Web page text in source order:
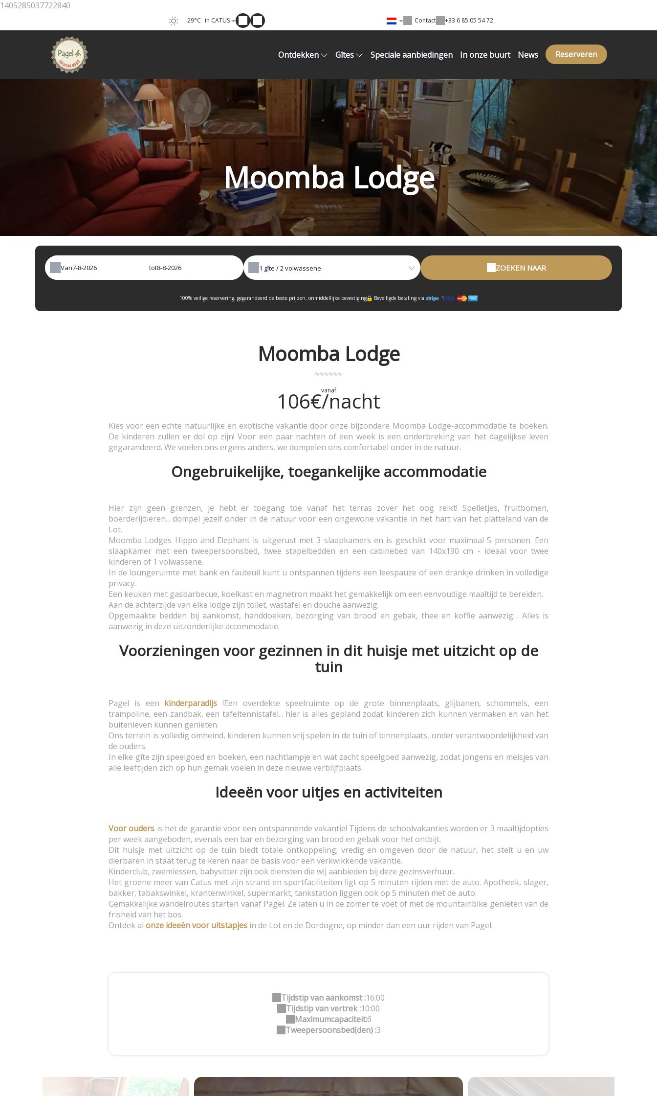
1405285037722840
29°C in CATUS Contact +33 6 85 05 54 72
Ontdekken Gîtes Speciale aanbiedingen In onze buurt News Reserveren
Moomba Lodge
Van tot 1 gîte /2volwassene ZOEKEN NAAR
100% veilige reservering, gegarandeerd de beste prijzen, onmiddellijke bevestiging Beveiligde betaling via
Moomba Lodge
vanaf
106€/nacht
Kies voor een echte natuurlijke en exotische vakantie door onze bijzondere Moomba Lodge-accommodatie te boeken.
De kinderen zullen er dol op zijn! Voor een paar nachten of een week is een onderbreking van het dagelijkse leven
gegarandeerd. We voelen ons ergens anders, we dompelen ons comfortabel onder in de natuur.
Ongebruikelijke, toegankelijke accommodatie
Hier zijn geen grenzen, je hebt er toegang toe vanaf het terras zover het oog reikt! Spelletjes, fruitbomen,
boerderijdieren... dompel jezelf onder in de natuur voor een ongewone vakantie in het hart van het platteland van de
Lot.
Moomba Lodges Hippo and Elephant is uitgerust met 3 slaapkamers en is geschikt voor maximaal 5 personen. Een
slaapkamer met een tweepersoonsbed, twee stapelbedden en een cabinebed van 140x190 cm - ideaal voor twee
kinderen of 1 volwassene.
In de loungeruimte met bank en fauteuil kunt u ontspannen tijdens een leespauze of een drankje drinken in volledige
privacy.
Een keuken met gasbarbecue, koelkast en magnetron maakt het gemakkelijk om een eenvoudige maaltijd te bereiden.
Aan de achterzijde van elke lodge zijn toilet, wastafel en douche aanwezig.
Opgemaakte bedden bij aankomst, handdoeken, bezorging van brood en gebak, thee en koffie aanwezig… Alles is
aanwezig in deze uitzonderlijke accommodatie.
Voorzieningen voor gezinnen in dit huisje met uitzicht op de
tuin
Pagel is een kinderparadijs !Een overdekte speelruimte op de grote binnenplaats, glijbanen, schommels, een
trampoline, een zandbak, een tafeltennistafel... hier is alles gepland zodat kinderen zich kunnen vermaken en van het
buitenleven kunnen genieten.
Ons terrein is volledig omheind, kinderen kunnen vrij spelen in de tuin of binnenplaats, onder verantwoordelijkheid van
de ouders.
In elke gîte zijn speelgoed en boeken, een nachtlampje en wat zacht speelgoed aanwezig, zodat jongens en meisjes van
alle leeftijden zich op hun gemak voelen in deze nieuwe verblijfplaats.
Ideeën voor uitjes en activiteiten
Voor ouders is het de garantie voor een ontspannende vakantie! Tijdens de schoolvakanties worden er 3 maaltijdopties
per week aangeboden, evenals een bar en bezorging van brood en gebak voor het ontbijt.
Dit huisje met uitzicht op de tuin biedt totale ontkoppeling; vredig en omgeven door de natuur, het stelt u en uw
dierbaren in staat terug te keren naar de basis voor een verkwikkende vakantie.
Kinderclub, zwemlessen, babysitter zijn ook diensten die wij aanbieden bij deze gezinsverhuur.
Het groene meer van Catus met zijn strand en sportfaciliteiten ligt op 5 minuten rijden met de auto. Apotheek, slager,
bakker, tabakswinkel, krantenwinkel, supermarkt, tankstation liggen ook op 5 minuten met de auto.
Gemakkelijke wandelroutes starten vanaf Pagel. Ze laten u in de zomer te voet of met de mountainbike genieten van de
frisheid van het bos.
Ontdek al onze ideeën voor uitstapjes in de Lot en de Dordogne, op minder dan een uur rijden van Pagel.
Tijdstip van aankomst :16:00
Tijdstip van vertrek :10:00
Maximumcapaciteit:6
Tweepersoonsbed(den) :3